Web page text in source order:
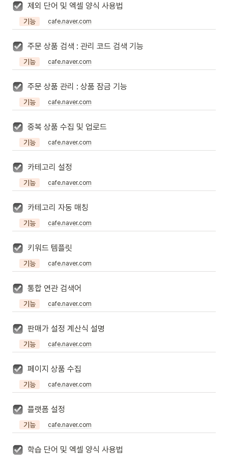
제외 단어 및 엑셀 양식 사용법
기능 cafe.naver.com
주문 상품 검색 : 관리 코드 검색 기능
기능 cafe.naver.com
주문 상품 관리 : 상품 잠금 기능
기능 cafe.naver.com
중복 상품 수집 및 업로드
기능 cafe.naver.com
카테고리 설정
기능 cafe.naver.com
카테고리 자동 매칭
기능 cafe.naver.com
키워드 템플릿
기능 cafe.naver.com
통합 연관 검색어
기능 cafe.naver.com
판매가 설정 계산식 설명
기능 cafe.naver.com
페이지 상품 수집
기능 cafe.naver.com
플랫폼 설정
기능 cafe.naver.com
학습 단어 및 엑셀 양식 사용법